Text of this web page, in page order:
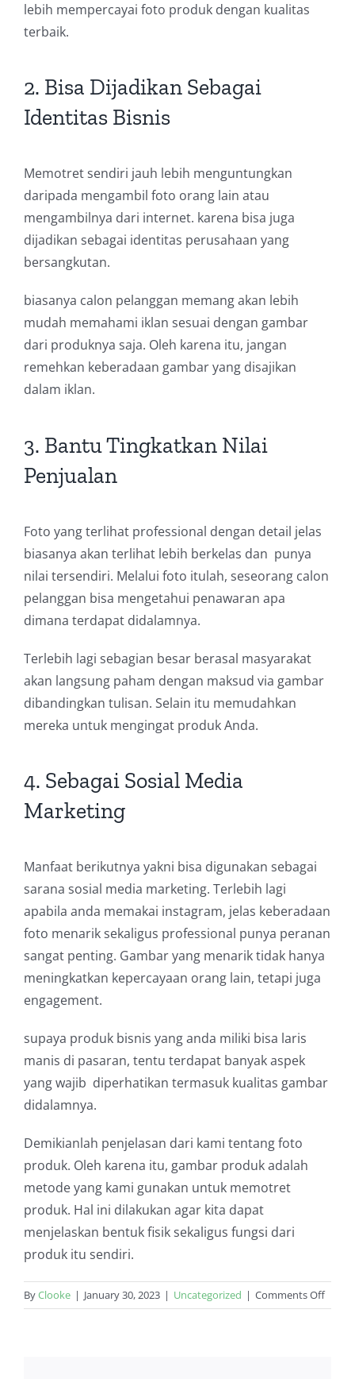
lebih mempercayai foto produk dengan kualitas
terbaik.
2. Bisa Dijadikan Sebagai
Identitas Bisnis
Memotret sendiri jauh lebih menguntungkan
daripada mengambil foto orang lain atau
mengambilnya dari internet. karena bisa juga
dijadikan sebagai identitas perusahaan yang
bersangkutan.
biasanya calon pelanggan memang akan lebih
mudah memahami iklan sesuai dengan gambar
dari produknya saja. Oleh karena itu, jangan
remehkan keberadaan gambar yang disajikan
dalam iklan.
3. Bantu Tingkatkan Nilai
Penjualan
Foto yang terlihat professional dengan detail jelas
biasanya akan terlihat lebih berkelas dan punya
nilai tersendiri. Melalui foto itulah, seseorang calon
pelanggan bisa mengetahui penawaran apa
dimana terdapat didalamnya.
Terlebih lagi sebagian besar berasal masyarakat
akan langsung paham dengan maksud via gambar
dibandingkan tulisan. Selain itu memudahkan
mereka untuk mengingat produk Anda.
4. Sebagai Sosial Media
Marketing
Manfaat berikutnya yakni bisa digunakan sebagai
sarana sosial media marketing. Terlebih lagi
apabila anda memakai instagram, jelas keberadaan
foto menarik sekaligus professional punya peranan
sangat penting. Gambar yang menarik tidak hanya
meningkatkan kepercayaan orang lain, tetapi juga
engagement.
supaya produk bisnis yang anda miliki bisa laris
manis di pasaran, tentu terdapat banyak aspek
yang wajib diperhatikan termasuk kualitas gambar
didalamnya.
Demikianlah penjelasan dari kami tentang foto
produk. Oleh karena itu, gambar produk adalah
metode yang kami gunakan untuk memotret
produk. Hal ini dilakukan agar kita dapat
menjelaskan bentuk fisik sekaligus fungsi dari
produk itu sendiri.
ByClooke | January 30, 2023 | Uncategorized | Comments Offon